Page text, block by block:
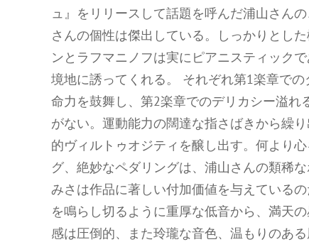
ュ』をリリースして話題を呼んだ浦山さん
さんの個性は傑出している。しっかりとし
ンとラフマニノフは実にピアニスティック
境地に誘ってくれる。 それぞれ第1楽章で
命力を鼓舞し、第2楽章でのデリカシー溢
がない。運動能力の闊達な指さばきから繰
的ヴィルトゥオジティを醸し出す。何より
グ、絶妙なペダリングは、浦山さんの類稀
みさは作品に著しい付加価値を与えている
を鳴らし切るように重厚な低音から、満天
感は圧倒的、また玲瓏な音色、温もりのあ